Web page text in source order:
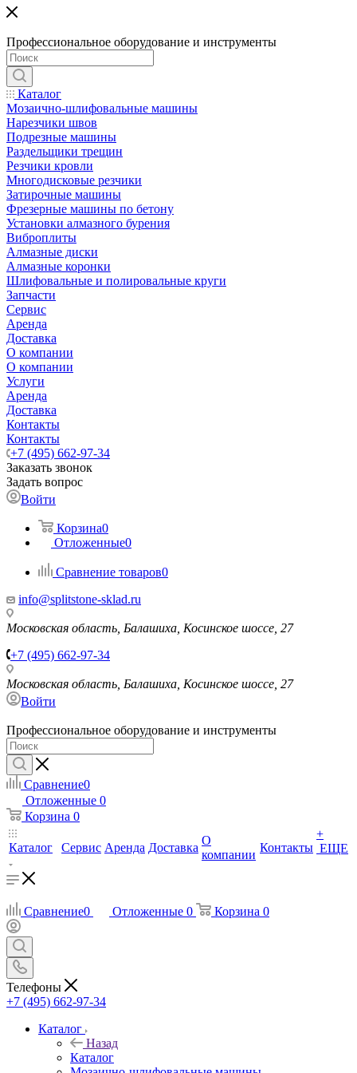
Профессиональное оборудование и инструменты
Каталог
Мозаично-шлифовальные машины
Нарезчики швов
Подрезные машины
Раздельщики трещин
Резчики кровли
Многодисковые резчики
Затирочные машины
Фрезерные машины по бетону
Установки алмазного бурения
Виброплиты
Алмазные диски
Алмазные коронки
Шлифовальные и полировальные круги
Запчасти
Сервис
Аренда
Доставка
О компании
О компании
Услуги
Аренда
Доставка
Контакты
Контакты
+7 (495) 662-97-34
Заказать звонок
Задать вопрос
Войти
Корзина0
Отложенные0
Сравнение товаров0
info@splitstone-sklad.ru
Московская область, Балашиха, Косинское шоссе, 27
+7 (495) 662-97-34
Московская область, Балашиха, Косинское шоссе, 27
Войти
Профессиональное оборудование и инструменты
Сравнение0
Отложенные 0
Корзина 0
Каталог Сервис Аренда Доставка
О
компании
Контакты
+
ЕЩЕ
Сравнение0 Отложенные 0 Корзина 0
Телефоны
+7 (495) 662-97-34
Каталог
Назад
Каталог